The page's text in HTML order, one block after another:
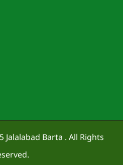
Jalalabad Barta . All Rights